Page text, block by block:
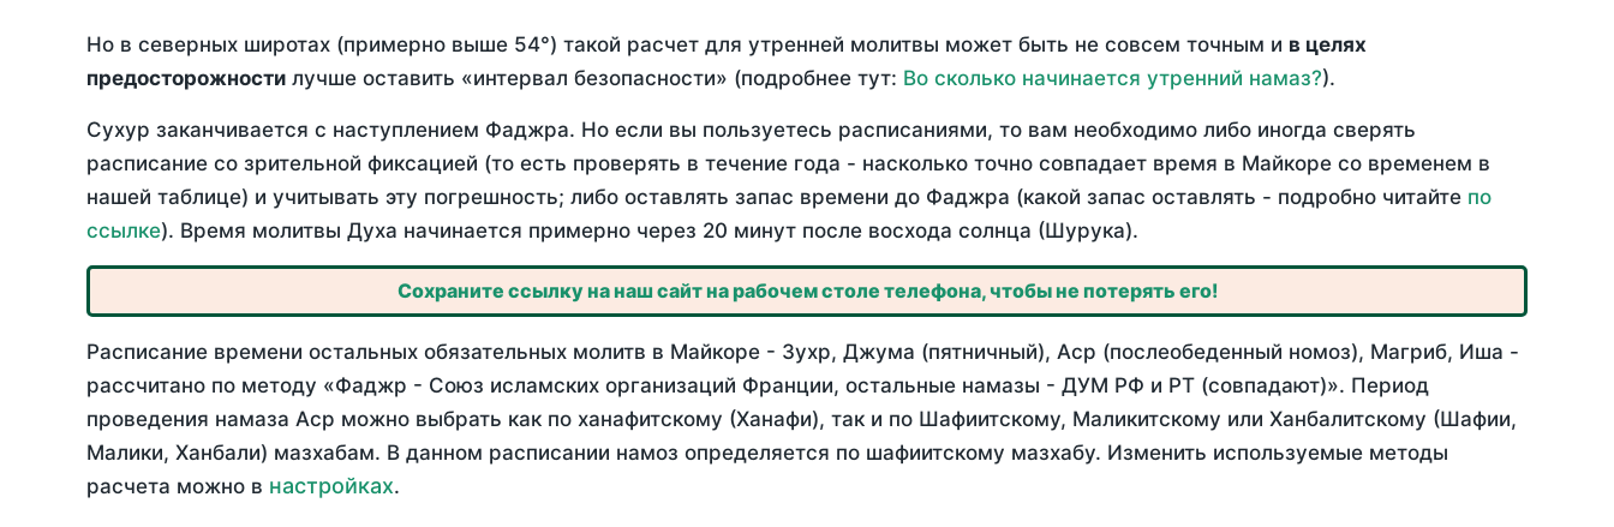
Но в северных широтах (примерно выше 54°) такой расчет для утренней молитвы может быть не совсем точным и в целях
предосторожности лучше оставить «интервал безопасности» (подробнее тут: Во сколько начинается утренний намаз?).
Сухур заканчивается с наступлением Фаджра. Но если вы пользуетесь расписаниями, то вам необходимо либо иногда сверять
расписание со зрительной фиксацией (то есть проверять в течение года - насколько точно совпадает время в Майкоре со временем в
нашей таблице) и учитывать эту погрешность; либо оставлять запас времени до Фаджра (какой запас оставлять - подробно читайте по
ссылке). Время молитвы Духа начинается примерно через 20 минут после восхода солнца (Шурука).
Сохраните ссылку на наш сайт на рабочем столе телефона, чтобы не потерять его!
Расписание времени остальных обязательных молитв в Майкоре - Зухр, Джума (пятничный), Аср (послеобеденный номоз), Магриб, Иша -
рассчитано по методу «Фаджр - Союз исламских организаций Франции, остальные намазы - ДУМ РФ и РТ (совпадают)». Период
проведения намаза Аср можно выбрать как по ханафитскому (Ханафи), так и по Шафиитскому, Маликитскому или Ханбалитскому (Шафии,
Малики, Ханбали) мазхабам. В данном расписании намоз определяется по шафиитскому мазхабу. Изменить используемые методы
расчета можно в настройках.